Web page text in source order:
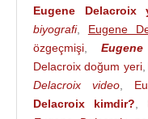
Yapıtlarındaki
de ard izlenimci
ressam.
olaylarla
yaptığı gezi, daha
açmıştır.
Eugene Delacroix
biyografi, Eugene
özgeçmişi
Delacroix doğum yeri,
Delacroix video
Delacroix kimdir?